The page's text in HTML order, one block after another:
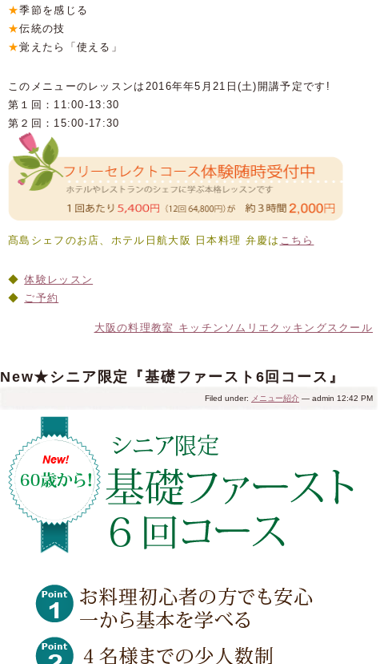
★季節を感じる
★伝統の技
★覚えたら「使える」
このメニューのレッスンは2016年年5月21日(土)開講予定です!
第１回：11:00-13:30
第２回：15:00-17:30
髙島シェフのお店、ホテル日航大阪 日本料理 弁慶は こちら
体験レッスン
ご予約
大阪の料理教室 キッチンソムリエクッキングスクール
New★シニア限定『基礎ファースト6回コース』
Filed under: メニュー紹介 — admin 12:42 PM